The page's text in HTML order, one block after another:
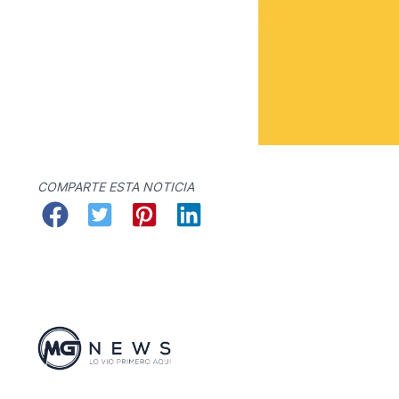
COMPARTE ESTA NOTICIA